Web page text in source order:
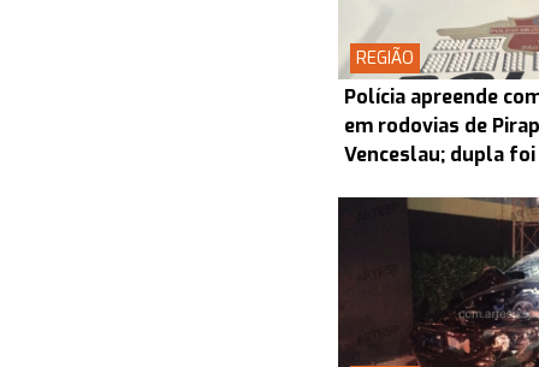
REGIÃO
Polícia apreende
em rodovias de
Venceslau; dupla